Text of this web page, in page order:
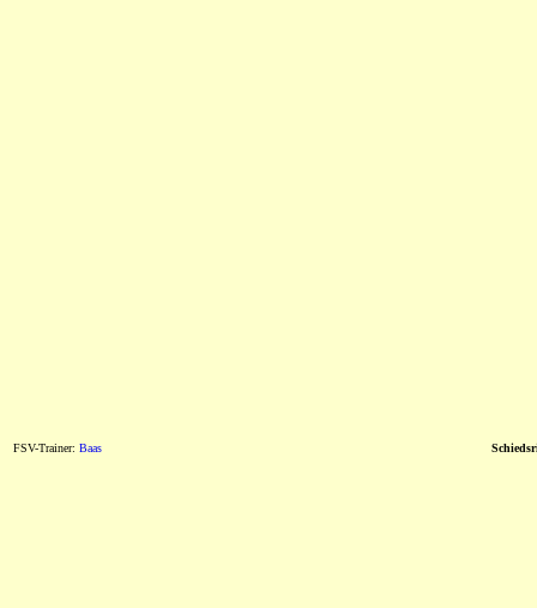
FSV-Trainer: Baas